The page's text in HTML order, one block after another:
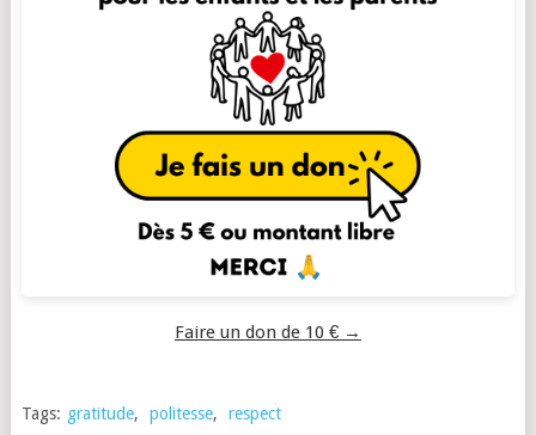
Faire un don de 10 € →
Tags: gratitude, politesse, respect